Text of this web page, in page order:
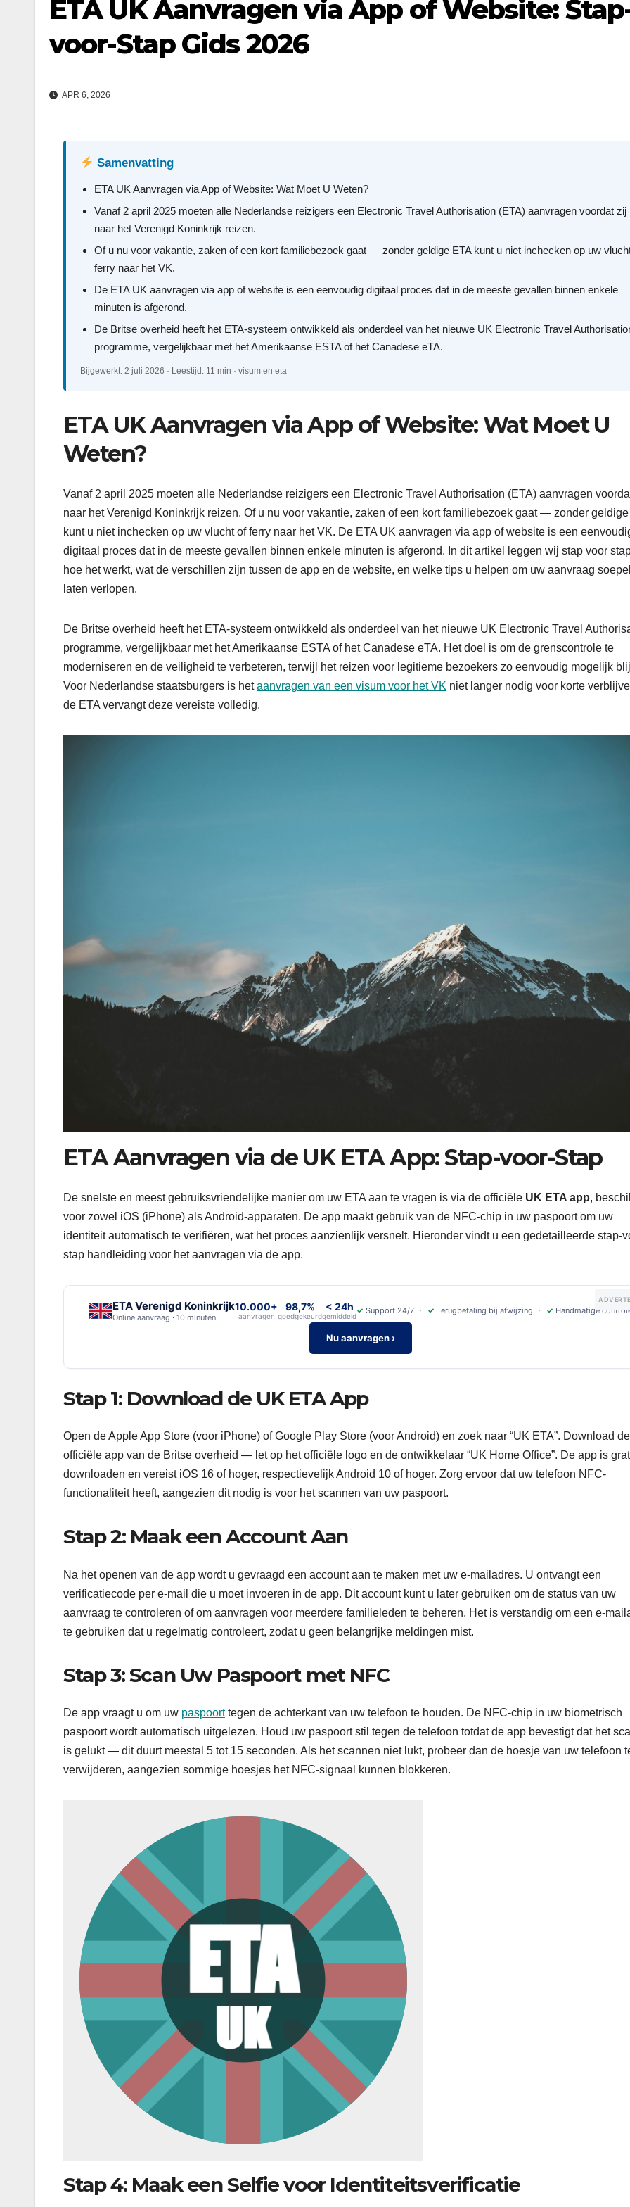
ETA UK Aanvragen via App of Website:
voor-Stap Gids 2026
APR 6, 2026
Samenvatting
ETA UK Aanvragen via App of Website: Wat Moet U Weten?
Vanaf 2 april 2025 moeten alle Nederlandse reizigers een Electronic Travel Authorisation (ETA) aanvragen voordat zij
naar het Verenigd Koninkrijk reizen.
Of u nu voor vakantie, zaken of een kort familiebezoek gaat — zonder geldige ETA kunt u niet inchecken op uw
ferry naar het VK.
De ETA UK aanvragen via app of website is een eenvoudig digitaal proces dat in de meeste gevallen binnen enkele
minuten is afgerond.
De Britse overheid heeft het ETA-systeem ontwikkeld als onderdeel van het nieuwe UK Electronic Travel
programme, vergelijkbaar met het Amerikaanse ESTA of het Canadese eTA.
Bijgewerkt: 2 juli 2026 · Leestijd: 11 min · visum en eta
ETA UK Aanvragen via App of Website: Wat Moet U
Weten?
Vanaf 2 april 2025 moeten alle Nederlandse reizigers een Electronic Travel Authorisation (ETA) aanvragen
naar het Verenigd Koninkrijk reizen. Of u nu voor vakantie, zaken of een kort familiebezoek gaat — zonder geldige
kunt u niet inchecken op uw vlucht of ferry naar het VK. De ETA UK aanvragen via app of website is een
digitaal proces dat in de meeste gevallen binnen enkele minuten is afgerond. In dit artikel leggen wij stap voor
hoe het werkt, wat de verschillen zijn tussen de app en de website, en welke tips u helpen om uw aanvraag
laten verlopen.
De Britse overheid heeft het ETA-systeem ontwikkeld als onderdeel van het nieuwe UK Electronic Travel
programme, vergelijkbaar met het Amerikaanse ESTA of het Canadese eTA. Het doel is om de grenscontrole te
moderniseren en de veiligheid te verbeteren, terwijl het reizen voor legitieme bezoekers zo eenvoudig mogelijk
Voor Nederlandse staatsburgers is hetaanvragen van een visum voor het VK niet langer nodig voor korte
de ETA vervangt deze vereiste volledig.
ETA Aanvragen via de UK ETA App: Stap-voor-Stap
De snelste en meest gebruiksvriendelijke manier om uw ETA aan te vragen is via de officiële UK ETA app,
voor zowel iOS (iPhone) als Android-apparaten. De app maakt gebruik van de NFC-chip in uw paspoort om uw
identiteit automatisch te verifiëren, wat het proces aanzienlijk versnelt. Hieronder vindt u een gedetailleerde stap-
stap handleiding voor het aanvragen via de app.
ETA Verenigd Koninkrijk
Online aanvraag · 10 minuten
10.000+
aanvragen
98,7%
goedgekeurd
< 24h
gemiddeld
✓ Support 24/7 ✓ Terugbetaling bij afwijzing ✓ Handmatige
Nu aanvragen ›
Stap 1: Download de UK ETA App
Open de Apple App Store (voor iPhone) of Google Play Store (voor Android) en zoek naar “UK ETA”. Download de
officiële app van de Britse overheid — let op het officiële logo en de ontwikkelaar “UK Home Office”. De app is
downloaden en vereist iOS 16 of hoger, respectievelijk Android 10 of hoger. Zorg ervoor dat uw telefoon NFC-
functionaliteit heeft, aangezien dit nodig is voor het scannen van uw paspoort.
Stap 2: Maak een Account Aan
Na het openen van de app wordt u gevraagd een account aan te maken met uw e-mailadres. U ontvangt een
verificatiecode per e-mail die u moet invoeren in de app. Dit account kunt u later gebruiken om de status van uw
aanvraag te controleren of om aanvragen voor meerdere familieleden te beheren. Het is verstandig om een e-
te gebruiken dat u regelmatig controleert, zodat u geen belangrijke meldingen mist.
Stap 3: Scan Uw Paspoort met NFC
De app vraagt u om uw paspoorttegen de achterkant van uw telefoon te houden. De NFC-chip in uw biometrisch
paspoort wordt automatisch uitgelezen. Houd uw paspoort stil tegen de telefoon totdat de app bevestigt dat het
is gelukt — dit duurt meestal 5 tot 15 seconden. Als het scannen niet lukt, probeer dan de hoesje van uw telefoon
verwijderen, aangezien sommige hoesjes het NFC-signaal kunnen blokkeren.
Stap 4: Maak een Selfie voor Identiteitsverificatie